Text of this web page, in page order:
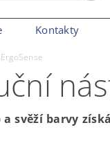
Kontakty
svěží barvy